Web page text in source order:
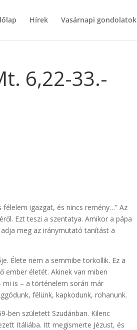
Hírek Vasárnapi gondolatok
6,22-33.-
igazgat, és nincs remény…” Az
Ezt teszi a szentatya. Amikor a pápa
meg az iránymutató tanítást a
Élete nem a semmibe torkollik. Ez a
ember életét. Akinek van miben
mi is – a történelem során már
félünk, kapkodunk, rohanunk.
ben született Szudánban. Kilenc
Itáliába. Itt megismerte Jézust, és